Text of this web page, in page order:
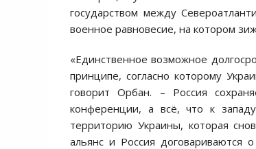
государством между
военное равновесие, на котором
«Единственное возможное
принципе, согласно которому
говорит Орбан. – Россия
конференции, а всё, что к
территорию Украины, которая
альянс и Россия договариваются